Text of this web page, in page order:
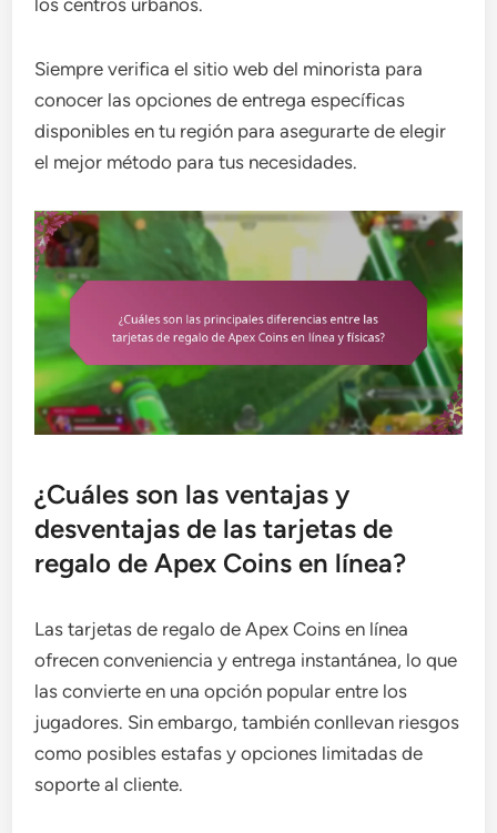
Siempre verifica el sitio web del minorista para
conocer las opciones de entrega específicas
disponibles en tu región para asegurarte de elegir
el mejor método para tus necesidades.
¿Cuáles son las ventajas y
desventajas de las tarjetas de
regalo de Apex Coins en línea?
Las tarjetas de regalo de Apex Coins en línea
ofrecen conveniencia y entrega instantánea, lo que
las convierte en una opción popular entre los
jugadores. Sin embargo, también conllevan riesgos
como posibles estafas y opciones limitadas de
soporte al cliente.